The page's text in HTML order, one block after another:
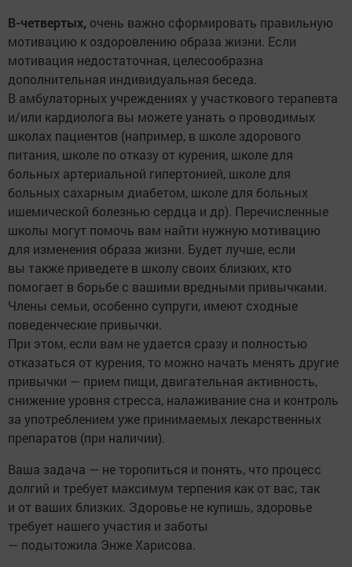
В-четвертых, очень важно сформировать правильную
мотивацию к оздоровлению образа жизни. Если
мотивация недостаточная, целесообразна
дополнительная индивидуальная беседа.
В амбулаторных учреждениях у участкового терапевта
и/или кардиолога вы можете узнать о проводимых
школах пациентов (например, в школе здорового
питания, школе по отказу от курения, школе для
больных артериальной гипертонией, школе для
больных сахарным диабетом, школе для больных
ишемической болезнью сердца и др). Перечисленные
школы могут помочь вам найти нужную мотивацию
для изменения образа жизни. Будет лучше, если
вы также приведете в школу своих близких, кто
помогает в борьбе с вашими вредными привычками.
Члены семьи, особенно супруги, имеют сходные
поведенческие привычки.
При этом, если вам не удается сразу и полностью
отказаться от курения, то можно начать менять другие
привычки — прием пищи, двигательная активность,
снижение уровня стресса, налаживание сна и контроль
за употреблением уже принимаемых лекарственных
препаратов (при наличии).
Ваша задача — не торопиться и понять, что процесс
долгий и требует максимум терпения как от вас, так
и от ваших близких. Здоровье не купишь, здоровье
требует нашего участия и заботы
— подытожила Энже Харисова.